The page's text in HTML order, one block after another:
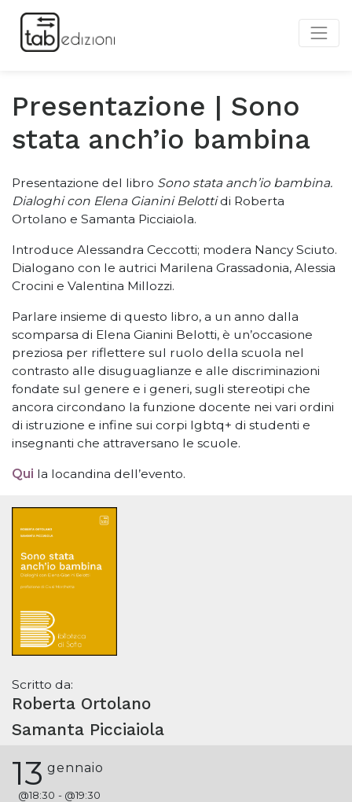
Presentazione | Sono
stata anch’io bambina
Presentazione del libro Sono stata anch’io bambina.
Dialoghi con Elena Gianini Belottidi Roberta
Ortolano e Samanta Picciaiola.
Introduce Alessandra Ceccotti; modera Nancy Sciuto.
Dialogano con le autrici Marilena Grassadonia, Alessia
Crocini e Valentina Millozzi.
Parlare insieme di questo libro, a un anno dalla
scomparsa di Elena Gianini Belotti, è un’occasione
preziosa per riflettere sul ruolo della scuola nel
contrasto alle disuguaglianze e alle discriminazioni
fondate sul genere e i generi, sugli stereotipi che
ancora circondano la funzione docente nei vari ordini
di istruzione e infine sui corpi lgbtq+ di studenti e
insegnanti che attraversano le scuole.
Qui la locandina dell’evento.
Scritto da:
Roberta Ortolano
Samanta Picciaiola
13 gennaio
@18:30 - @19:30